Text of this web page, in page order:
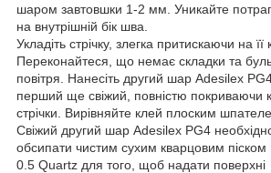
шаром завтовшки 1-2 мм. Уникайте
на внутрішній бік шва.
Укладіть стрічку, злегка притискаючи на її
Переконайтеся, що немає складки та
повітря. Нанесіть другий шар Adesilex
перший ще свіжий, повністю покриваючи
стрічки. Вирівняйте клей плоским
Свіжий другий шар Adesilex PG4
обсипати чистим сухим кварцовим піском
0.5 Quartz для того, щоб надати поверхні